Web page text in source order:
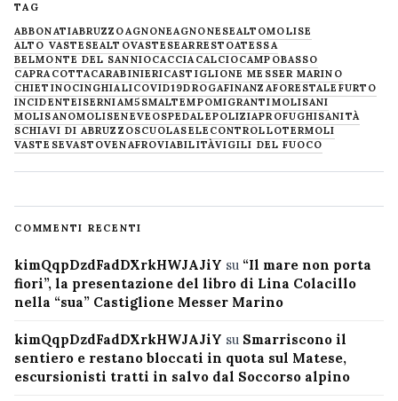
TAG
ABBONATIABRUZZOAGNONEAGNONESEALTOMOLISE
ALTO VASTESEALTOVASTESEARRESTOATESSA
BELMONTE DEL SANNIOCACCIACALCIOCAMPOBASSO
CAPRACOTTACARABINIERICASTIGLIONE MESSER MARINO
CHIETINOCINGHIALICOVID19DROGAFINANZAFORESTALE FURTO
INCIDENTEISERNIAM5SMALTEMPOMIGRANTIMOLISANI
MOLISANOMOLISENEVE OSPEDALEPOLIZIAPROFUGHISANITÀ
SCHIAVI DI ABRUZZOSCUOLASELECONTROLLOTERMOLI
VASTESEVASTOVENAFROVIABILITÀVIGILI DEL FUOCO
COMMENTI RECENTI
kimQqpDzdFadDXrkHWJAJiY su “Il mare non porta
fiori”, la presentazione del libro di Lina Colacillo
nella “sua” Castiglione Messer Marino
kimQqpDzdFadDXrkHWJAJiY su Smarriscono il
sentiero e restano bloccati in quota sul Matese,
escursionisti tratti in salvo dal Soccorso alpino